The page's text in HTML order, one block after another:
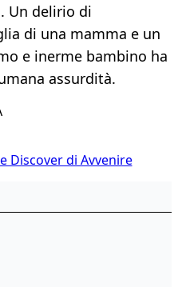
Un delirio di
di una mamma e un
e inerme bambino ha
assurdità.
Discover di Avvenire